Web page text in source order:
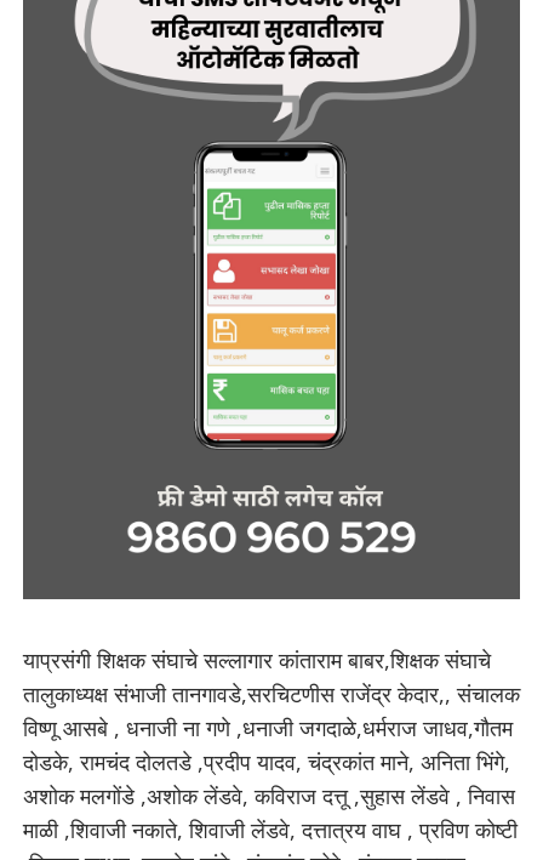
याप्रसंगी शिक्षक संघाचे सल्लागार कांताराम बाबर,शिक्षक संघाचे
तालुकाध्यक्ष संभाजी तानगावडे,सरचिटणीस राजेंद्र केदार,, संचालक
विष्णू आसबे , धनाजी ना गणे ,धनाजी जगदाळे,धर्मराज जाधव,गौतम
दोडके, रामचंद दोलतडे ,प्रदीप यादव, चंद्रकांत माने, अनिता भिंगे,
अशोक मलगोंडे ,अशोक लेंडवे, कविराज दत्तू ,सुहास लेंडवे , निवास
माळी ,शिवाजी नकाते, शिवाजी लेंडवे, दत्तात्रय वाघ , प्रविण कोष्टी